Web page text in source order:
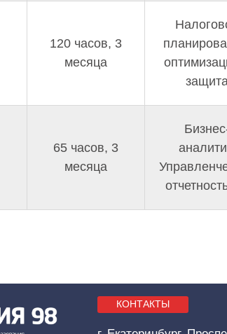
120 часов, 3
месяца
65 часов, 3
месяца
КОНТАКТЫ